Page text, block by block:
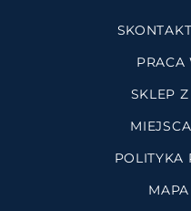
SKLEP
POLITYKA